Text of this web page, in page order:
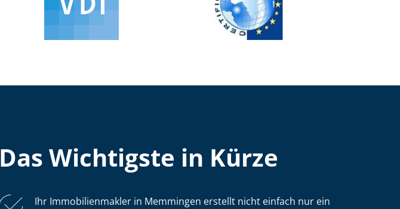
Das Wichtigste in Kürze
Ihr Im­mo­bi­li­en­mak­ler in Memmingen erstellt nicht einfach nur ein